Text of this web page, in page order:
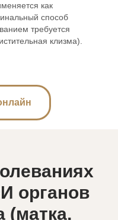
как
способ
требуется
клизма).
органов
(матка,